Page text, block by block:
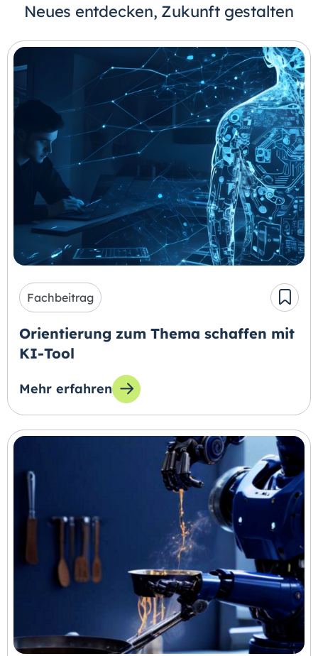
Neues entdecken, Zukunft gestalten
Fachbeitrag
Orientierung zum Thema schaffen mit
KI-Tool
Mehr erfahren
zum Thema: Orientierung zum Thema